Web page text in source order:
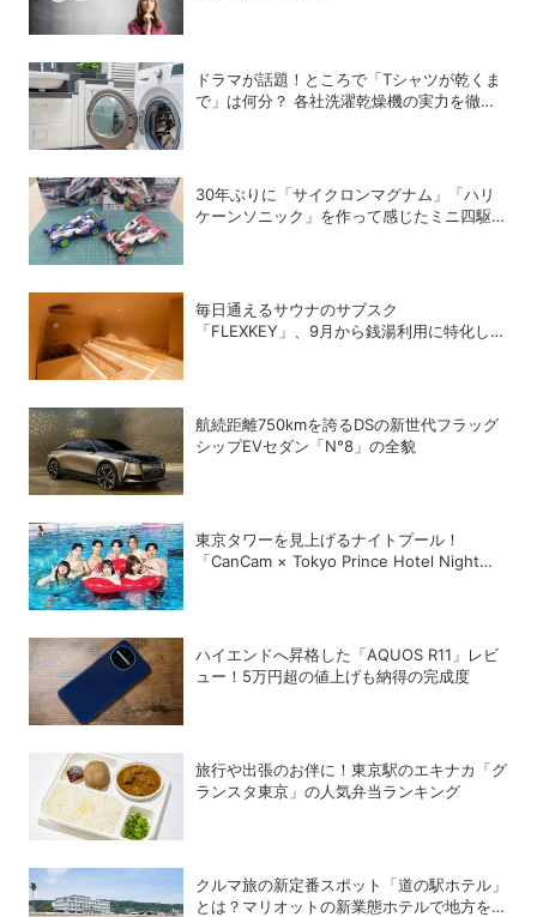
ドラマが話題！ところで「Tシャツが乾くま
で」は何分？ 各社洗濯乾燥機の実力を徹底
30年ぶりに「サイクロンマグナム」「ハリ
ケーンソニック」を作って感じたミニ四駆の
毎日通えるサウナのサブスク
「FLEXKEY」、9月から銭湯利用に特化した
航続距離750kmを誇るDSの新世代フラッグ
シップEVセダン「N°8」の全貌
東京タワーを見上げるナイトプール！
「CanCam × Tokyo Prince Hotel Night
ハイエンドへ昇格した「AQUOS R11」レビ
ュー！5万円超の値上げも納得の完成度
旅行や出張のお伴に！東京駅のエキナカ「グ
ランスタ東京」の人気弁当ランキング
クルマ旅の新定番スポット「道の駅ホテル」
とは？マリオットの新業態ホテルで地方を満